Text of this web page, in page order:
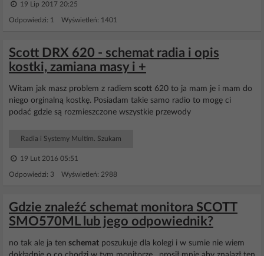
19 Lip 2017 20:25
Odpowiedzi: 1 Wyświetleń: 1401
Scott DRX 620 - schemat radia i opis
kostki, zamiana masy i +
Witam jak masz problem z radiem scott 620 to ja mam je i mam do
niego orginalną kostkę. Posiadam takie samo radio to mogę ci
podać gdzie są rozmieszczone wszystkie przewody
Radia i Systemy Multim. Szukam
19 Lut 2016 05:51
Odpowiedzi: 3 Wyświetleń: 2988
Gdzie znaleźć schemat monitora SCOTT
SMO570ML lub jego odpowiednik?
no tak ale ja ten schemat poszukuje dla kolegi i w sumie nie wiem